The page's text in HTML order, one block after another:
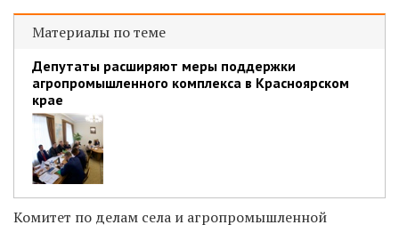
Материалы по теме
Депутаты расширяют меры поддержки
агропромышленного комплекса в Красноярском
крае
Комитет по делам села и агропромышленной